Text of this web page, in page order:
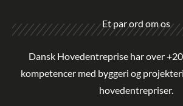
Et par ord om os
Dansk Hovedentreprise har over
kompetencer med byggeri og
hovedentrepriser.